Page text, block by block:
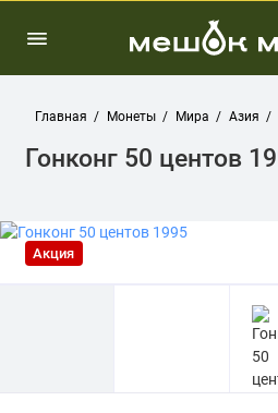
Главная Монеты Мира Азия
Гонконг 50 центов
Акция